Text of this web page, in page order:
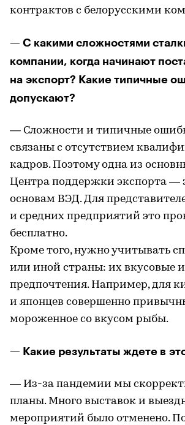
контрактов с белорусскими
— С какими сложностями
компании, когда начинают
на экспорт? Какие типичные
допускают?
— Сложности и типичные
связаны с отсутствием
кадров. Поэтому одна из
Центра поддержки экспорта —
основам ВЭД. Для
и средних предприятий это
бесплатно.
Кроме того, нужно учитывать
или иной страны: их вкусовые
предпочтения. Например, для
и японцев совершенно
мороженное со вкусом рыбы.
— Какие результаты ждете в
— Из-за пандемии мы
планы. Много выставок и
мероприятий было отменено.